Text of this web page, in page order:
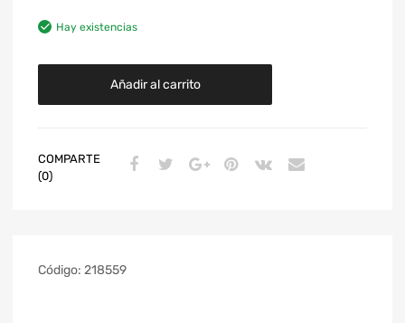
Hay existencias
Añadir al carrito
COMPARTE
(0)
Código: 218559